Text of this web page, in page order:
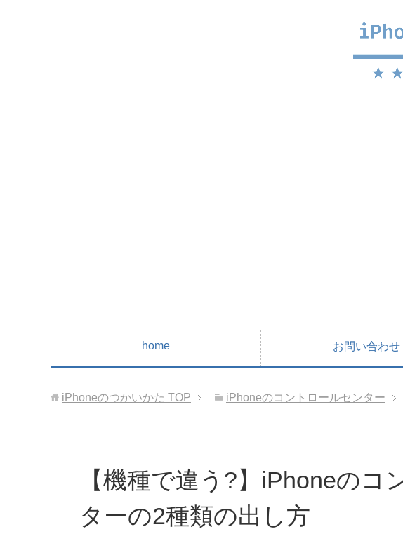
home お問い合わせ
iPhoneのつかいかた TOP iPhoneのコントロールセンター
【機種で違う?】iPhoneのコ
ターの2種類の出し方